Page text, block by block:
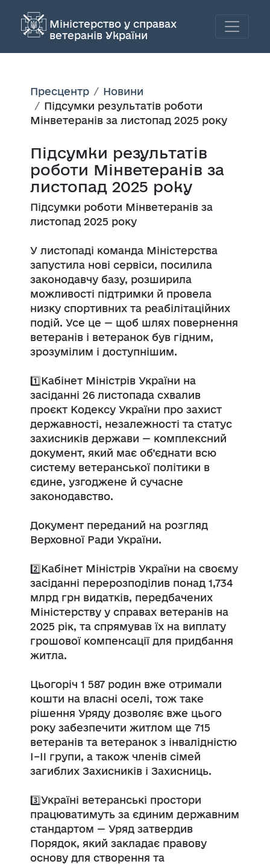
Міністерство у справах
ветеранів України
Пресцентр
Новини
Підсумки результатів роботи
Мінветеранів за листопад 2025 року
Підсумки результатів
роботи Мінветеранів за
листопад 2025 року
Підсумки роботи Мінветеранів за
листопад 2025 року
У листопаді команда Міністерства
запустила нові сервіси, посилила
законодавчу базу, розширила
можливості підтримки й провела
низку спортивних та реабілітаційних
подій. Усе це — щоб шлях повернення
ветеранів і ветеранок був гідним,
зрозумілим і доступнішим.
1️⃣Кабінет Міністрів України на
засіданні 26 листопада схвалив
проєкт Кодексу України про захист
державності, незалежності та статус
захисників держави — комплексний
документ, який має об’єднати всю
систему ветеранської політики в
єдине, узгоджене й сучасне
законодавство.
Документ переданий на розгляд
Верховної Ради України.
2️⃣Кабінет Міністрів України на своєму
засіданні перерозподілив понад 1,734
млрд грн видатків, передбачених
Міністерству у справах ветеранів на
2025 рік, та спрямував їх на виплату
грошової компенсації для придбання
житла.
Цьогоріч 1 587 родин вже отримали
кошти на власні оселі, тож таке
рішення Уряду дозволяє вже цього
року забезпечити житлом ще 715
ветеранів та ветеранок з інвалідністю
I–II групи, а також членів сімей
загиблих Захисників і Захисниць.
3️⃣Україні ветеранські простори
працюватимуть за єдиним державним
стандартом — Уряд затвердив
Порядок, який закладає правову
основу для створення та